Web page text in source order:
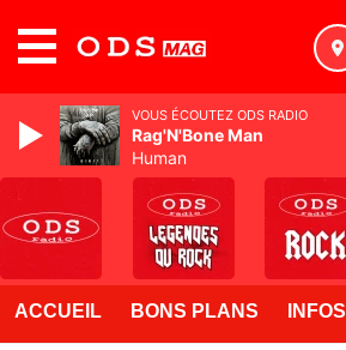
ACCUEIL BONS PLANS INFOS
VOUS ÉCOUTEZ ODS RADIO
Rag'N'Bone Man
Human